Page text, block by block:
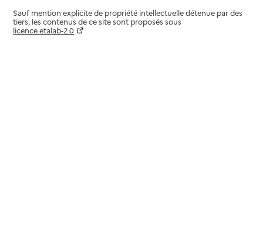
Sauf mention explicite de propriété intellectuelle détenue par des
tiers, les contenus de ce site sont proposés sous
licence etalab-2.0